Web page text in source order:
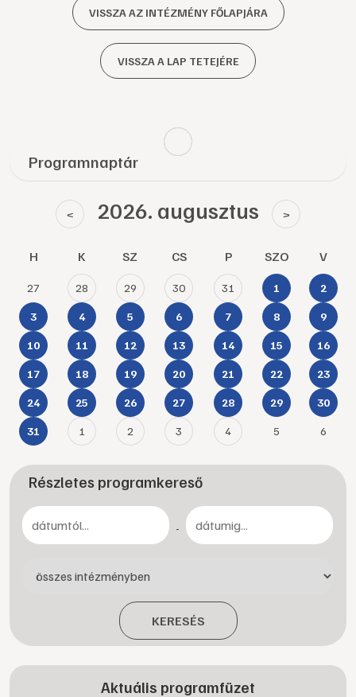
VISSZA AZ INTÉZMÉNY FŐLAPJÁRA
VISSZA A LAP TETEJÉRE
Programnaptár
< 2026. augusztus >
H K SZ CS P SZO V
27 28 29 30 31 1 2
3 4 5 6 7 8 9
10 11 12 13 14 15 16
17 18 19 20 21 22 23
24 25 26 27 28 29 30
31 1 2 3 4 5 6
Részletes programkereső
-
KERESÉS
Aktuális programfüzet